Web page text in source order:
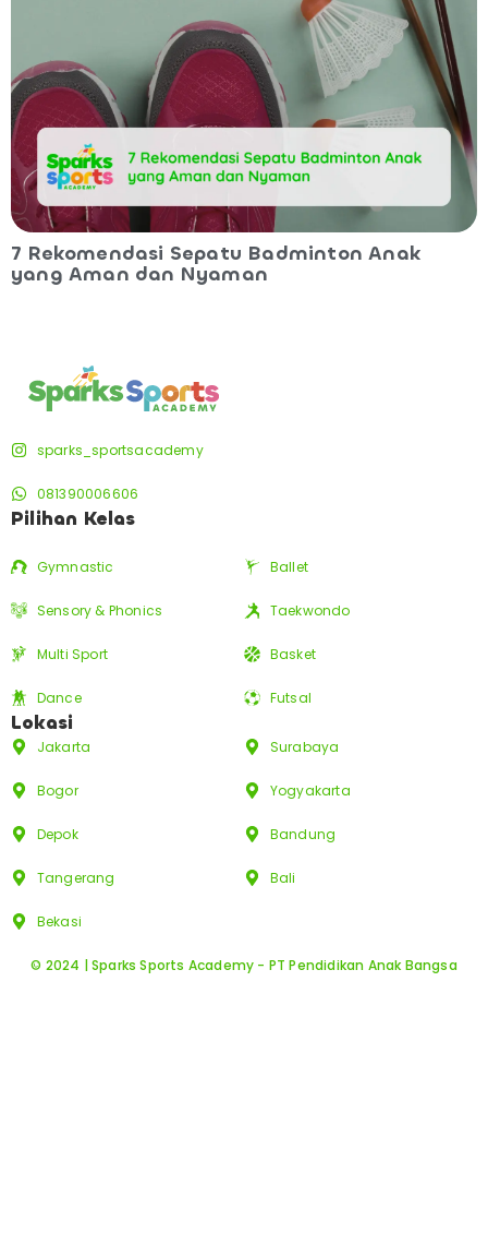
7 Rekomendasi Sepatu Badminton Anak
yang Aman dan Nyaman
sparks_sportsacademy
081390006606
Pilihan Kelas
Gymnastic
Sensory & Phonics
Multi Sport
Dance
Ballet
Taekwondo
Basket
Futsal
Lokasi
Jakarta
Bogor
Depok
Tangerang
Bekasi
Surabaya
Yogyakarta
Bandung
Bali
© 2024 | Sparks Sports Academy - PT Pendidikan Anak Bangsa